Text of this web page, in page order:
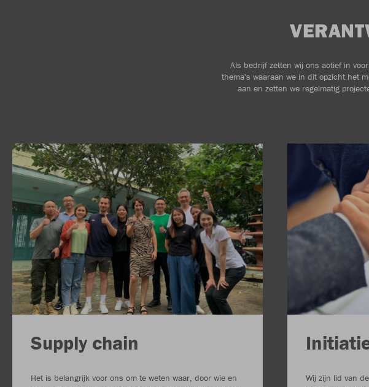
Als bedrijf zetten wij ons actief in
thema's waaraan we in dit opzicht het
aan en zetten we regelmatig
Supply chain
Het is belangrijk voor ons om te weten waar, door wie en
Wij zijn lid van